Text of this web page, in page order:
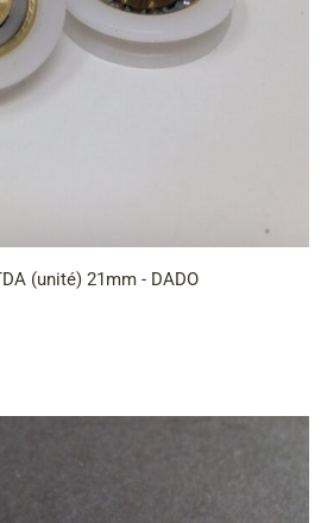
(unité) 21mm - DADO